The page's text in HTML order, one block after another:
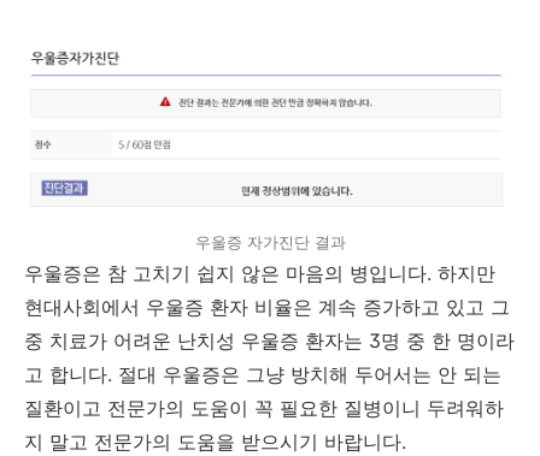
우울증 자가진단 결과
우울증은 참 고치기 쉽지 않은 마음의 병입니다. 하지만
현대사회에서 우울증 환자 비율은 계속 증가하고 있고 그
중 치료가 어려운 난치성 우울증 환자는 3명 중 한 명이라
고 합니다. 절대 우울증은 그냥 방치해 두어서는 안 되는
질환이고 전문가의 도움이 꼭 필요한 질병이니 두려워하
지 말고 전문가의 도움을 받으시기 바랍니다.